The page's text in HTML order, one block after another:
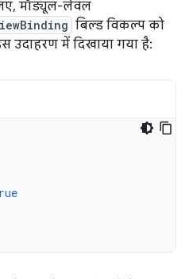
मॉड्यूल-लेवल
बिल्ड विकल्प को
उदाहरण में दिखाया गया है: